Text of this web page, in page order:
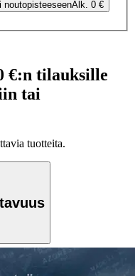
noutopisteeseenAlk. 0 €
€:n tilauksille
tai
tuotteita.